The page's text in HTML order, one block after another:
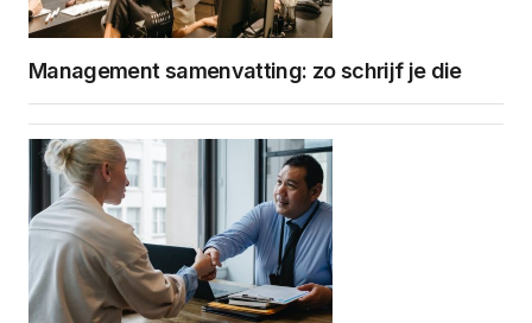
Management samenvatting: zo schrijf je die